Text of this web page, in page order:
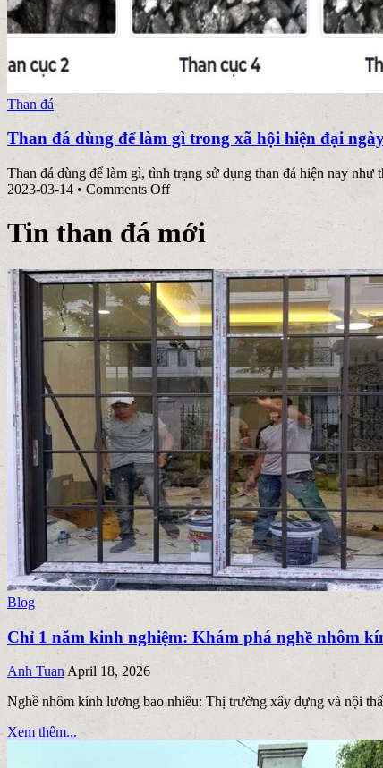
Posted
in
Than đá
Than đá dùng để làm gì trong xã hội hiện đại
Than đá dùng để làm gì, tình trạng sử dụng than đá hiện nay như
2023-03-14 • Comments Offon
dùng
làm
gì
trong
xã
hội
hiện
đại
ngày
nay?
Tin than đá mới
Posted
Blog
Chỉ 1 năm kinh nghiệm: Khám phá nghề nhôm
Anh Tuan April 18, 2026
Nghề nhôm kính lương bao nhiêu: Thị trường xây dựng và nội
Xem thêm...